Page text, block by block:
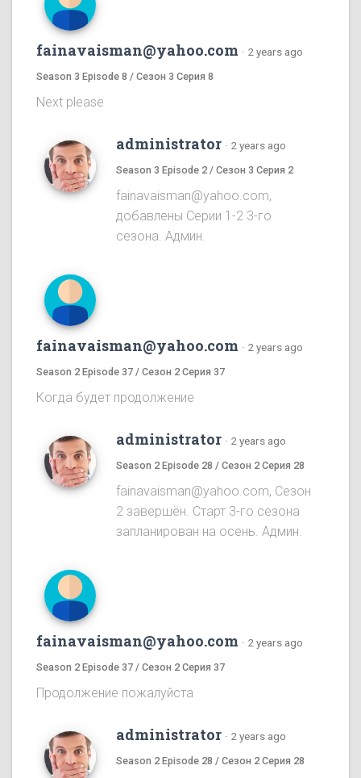
fainavaisman@yahoo.com · 2 years ago
Season 3 Episode 8 / Сезон 3 Серия 8
Next please
administrator · 2 years ago
Season 3 Episode 2 / Сезон 3 Серия 2
fainavaisman@yahoo.com,
добавлены Серии 1-2 3-го
сезона. Админ.
fainavaisman@yahoo.com · 2 years ago
Season 2 Episode 37 / Сезон 2 Серия 37
Когда будет продолжение
administrator · 2 years ago
Season 2 Episode 28 / Сезон 2 Серия 28
fainavaisman@yahoo.com, Сезон
2 завершён. Старт 3-го сезона
запланирован на осень. Админ.
fainavaisman@yahoo.com · 2 years ago
Season 2 Episode 37 / Сезон 2 Серия 37
Продолжение пожалуйста
administrator · 2 years ago
Season 2 Episode 28 / Сезон 2 Серия 28